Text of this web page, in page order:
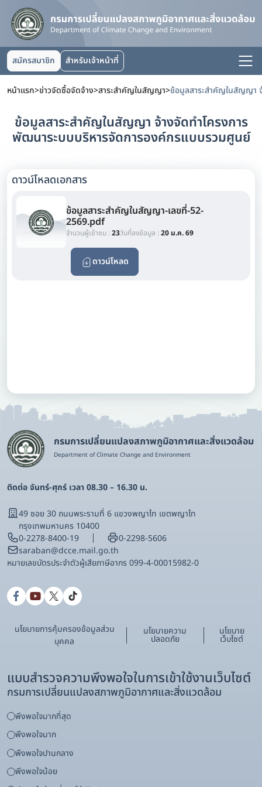
สมัครสมาชิก สำหรับเจ้าหน้าที่
หน้าแรก>ข่าวจัดซื้อจัดจ้าง>สาระสำคัญในสัญญา>
ข้อมูลสาระสำคัญในสัญญา จ้างจัดทำโครงการ
พัฒนาระบบบริหารจัดการองค์กรแบบรวมศูนย์
ดาวน์โหลดเอกสาร
ข้อมูลสาระสำคัญในสัญญา-เลขที่-52-
2569.pdf
จำนวนผู้เข้าชม :23วันที่ลงข้อมูล :20 ม.ค. 69
ดาวน์โหลด
กรมการเปลี่ยนแปลงสภาพภูมิอากาศและสิ่งแวดล้อม
Department of Climate Change and Environment
ติดต่อ จันทร์-ศุกร์ เวลา 08.30 – 16.30 น.
49 ซอย 30 ถนนพระรามที่ 6 แขวงพญาไท เขตพญาไท
กรุงเทพมหานคร 10400
0-2278-8400-19
0-2298-5606
saraban@dcce.mail.go.th
หมายเลขบัตรประจําตัวผู้เสียภาษีอากร 099-4-00015982-0
นโยบายการคุ้มครองข้อมูลส่วน
บุคคล
นโยบายความ
ปลอดภัย
นโยบาย
เว็บไซต์
แบบสำรวจความพึงพอใจในการเข้าใช้งานเว็บไซต์
กรมการเปลี่ยนแปลงสภาพภูมิอากาศและสิ่งแวดล้อม
พึงพอใจมากที่สุด
พึงพอใจมาก
พึงพอใจปานกลาง
พึงพอใจน้อย